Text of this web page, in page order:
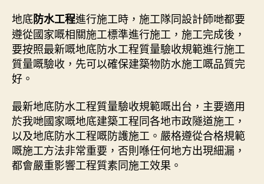
地底防水工程進行施工時，施工隊同設計師哋都要
遵從國家嘅相關施工標準進行施工，施工完成後，
要按照最新嘅地底防水工程質量驗收規範進行施工
質量嘅驗收，先可以確保建築物防水施工嘅品質完
好。
最新地底防水工程質量驗收規範嘅出台，主要適用
於我哋國家嘅地底建築工程同各地市政隧道施工，
以及地底防水工程嘅防護施工。嚴格遵從合格規範
嘅施工方法非常重要，否則喺任何地方出現細漏，
都會嚴重影響工程質素同施工效果。